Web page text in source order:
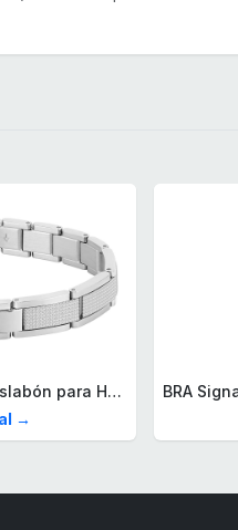
Lacoste Brazalete de eslabón para Hombre Colección STENCIL de Acero inoxidable
→